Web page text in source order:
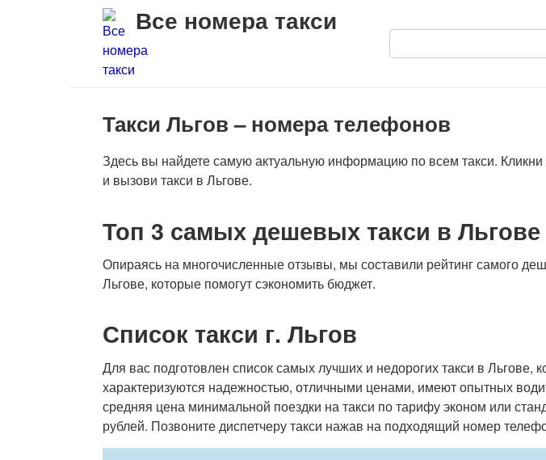
Все номера такси
Поиск:
Такси Льгов – номера телефонов
Здесь вы найдете самую актуальную информацию по всем такси.
и вызови такси в Льгове.
Топ 3 самых дешевых такси в Льгове
Опираясь на многочисленные отзывы, мы составили рейтинг самого
Льгове, которые помогут сэкономить бюджет.
Список такси г. Льгов
Для вас подготовлен список самых лучших и недорогих такси в Льгове,
характеризуются надежностью, отличными ценами, имеют опытных
средняя цена минимальной поездки на такси по тарифу эконом или
рублей. Позвоните диспетчеру такси нажав на подходящий номер